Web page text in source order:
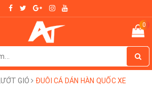
0
GIÓ
ĐUÔI CÁ DÁN HÀN QUỐC XE